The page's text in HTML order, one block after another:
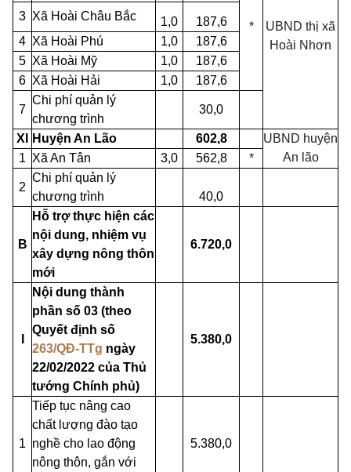
UBND thị xã
Hoài Nhơn
*
3 Xã Hoài Châu Bắc 1,0
187,6
4 Xã Hoài Phú 1,0
187,6
5 Xã Hoài Mỹ 1,0
187,6
6 Xã Hoài Hải 1,0 187,6
7
Chi phí quản lý
chương trình
30,0
XI Huyện An Lão 602,8
UBND huyện
An lão
1 Xã An Tân 3,0 562,8 *
2
Chi phí quản lý
chương trình
40,0
B
Hỗ trợ thực hiện các
nội dung, nhiệm vụ
xây dựng nông thôn
mới
6.720,0
Nội dung thành
phần số 03 (theo
Quyết định số
263/QĐ-TTg ngày
22/02/2022 của Thủ
tướng Chính phủ)
5.380,0
1
Tiếp tục nâng cao
chất lượng đào tạo
nghề cho lao động
nông thôn, gắn với
5.380,0